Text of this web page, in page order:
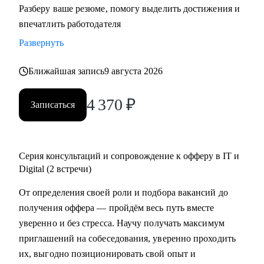
резюме, знаю, как подготовить к переходу в IT и Digital
или управленческую роль;
• Жил 2 года в Финляндии, вернулся в Россию; владею
С чем помогу:
• Составить по-настоящему эффективное резюме;
• Подготовиться к интервью;
опыта;
• Узнать, как попасть в ТОП компанию и расти в ней;
• Узнать, как договариваться о повышении зарплаты;
• Начать управлять процессами, проектами и
сотрудниками.
Кому могу помочь:
Разберу ваше резюме, помогу выделить достижения и
впечатлить работодателя
Развернуть
Ближайшая запись9 августа 2026
Записаться 4 370 ₽
Серия консультаций и сопровождение к офферу в IT и
Digital (2 встречи)
От определения своей роли и подбора вакансий до
получения оффера — пройдём весь путь вместе
уверенно и без стресса. Научу получать максимум
приглашений на собеседования, уверенно проходить
их, выгодно позиционировать свой опыт и